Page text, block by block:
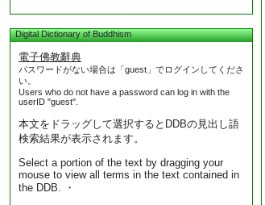
Digital Dictionary of Buddhism
電子佛教辭典
パスワードがない場合は「guest」でログインしてくださ
い。
Users who do not have a password can log in with the
userID "guest".
本文をドラッグして選択するとDDBの見出し語
検索結果が表示されます。
Select a portion of the text by dragging your
mouse to view all terms in the text contained in
the DDB. ・